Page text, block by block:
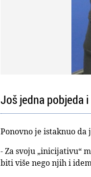
Još jedna pobjeda
Ponovno je istaknuo
- Za svoju „inicijativu“
biti više nego njih i